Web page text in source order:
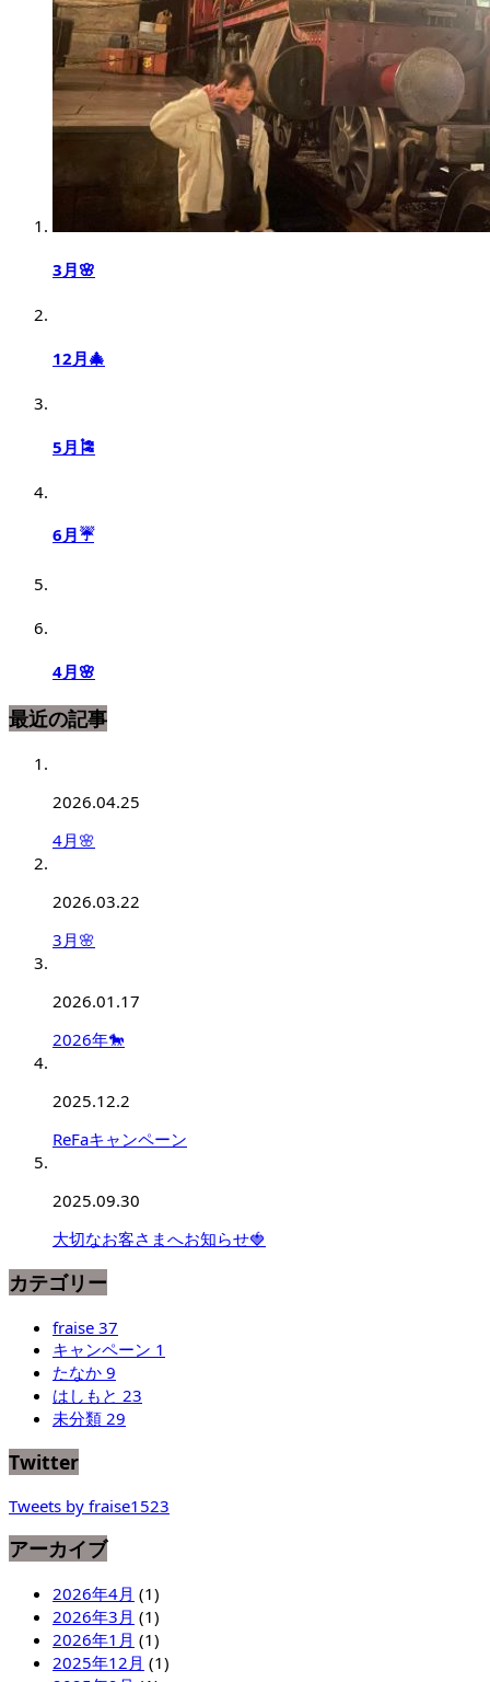
3月🌸
12月🎄
5月🎏
6月☔️
4月🌸
最近の記事
2026.04.25
4月🌸
2026.03.22
3月🌸
2026.01.17
2026年🐎
2025.12.2
ReFaキャンペーン
2025.09.30
大切なお客さまへお知らせ🍓
カテゴリー
fraise 37
キャンペーン 1
たなか 9
はしもと 23
未分類 29
Twitter
Tweets by fraise1523
アーカイブ
2026年4月 (1)
2026年3月 (1)
2026年1月 (1)
2025年12月 (1)